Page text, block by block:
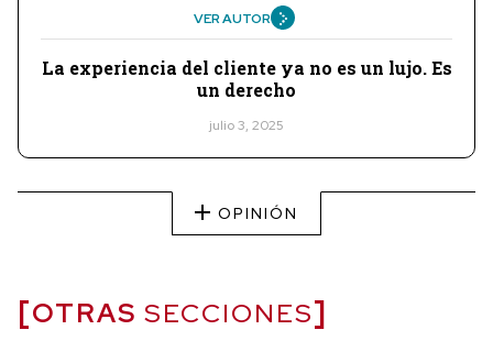
VER AUTOR
La experiencia del cliente ya no es un lujo. Es
un derecho
julio 3, 2025
OPINIÓN
OTRAS SECCIONES